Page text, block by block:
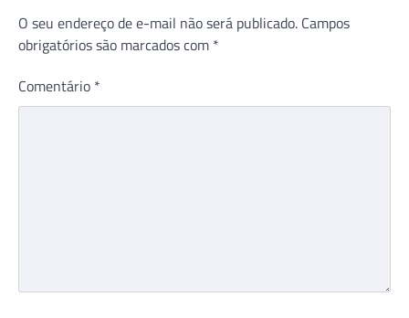
O seu endereço de e-mail não será publicado. Campos
obrigatórios são marcados com *
Comentário *